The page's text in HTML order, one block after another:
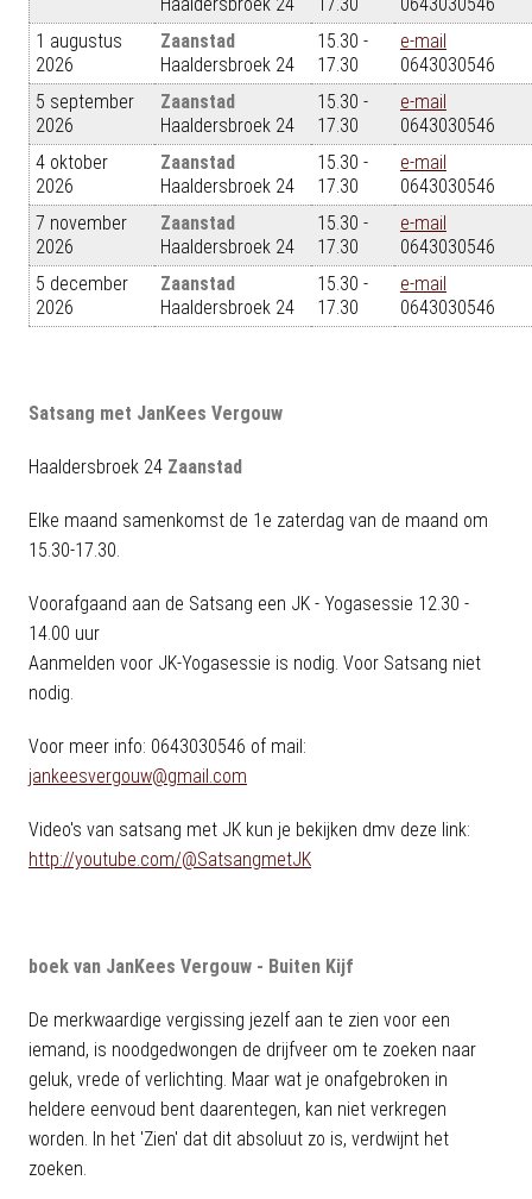
1 augustus
2026
Zaanstad
Haaldersbroek 24
15.30 -
17.30
e-mail
0643030546
5 september
2026
Zaanstad
Haaldersbroek 24
15.30 -
17.30
e-mail
0643030546
4 oktober
2026
Zaanstad
Haaldersbroek 24
15.30 -
17.30
e-mail
0643030546
7 november
2026
Zaanstad
Haaldersbroek 24
15.30 -
17.30
e-mail
0643030546
5 december
2026
Zaanstad
Haaldersbroek 24
15.30 -
17.30
e-mail
0643030546
Satsang met JanKees Vergouw
Haaldersbroek 24 Zaanstad
Elke maand samenkomst de 1e zaterdag van de maand om
15.30-17.30.
Voorafgaand aan de Satsang een JK - Yogasessie 12.30 -
14.00 uur
Aanmelden voor JK-Yogasessie is nodig. Voor Satsang niet
nodig.
Voor meer info: 0643030546 of mail:
jankeesvergouw@gmail.com
Video's van satsang met JK kun je bekijken dmv deze link:
http://youtube.com/@SatsangmetJK
boek van JanKees Vergouw - Buiten Kijf
De merkwaardige vergissing jezelf aan te zien voor een
iemand, is noodgedwongen de drijfveer om te zoeken naar
geluk, vrede of verlichting. Maar wat je onafgebroken in
heldere eenvoud bent daarentegen, kan niet verkregen
worden. In het 'Zien' dat dit absoluut zo is, verdwijnt het
zoeken.